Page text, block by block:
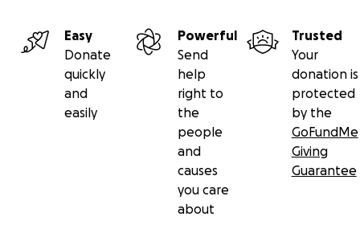
Easy
Donate
quickly
and
easily
Powerful
Send
help
right to
the
people
and
causes
you care
about
Trusted
Your
donation is
protected
by the
GoFundMe
Giving
Guarantee